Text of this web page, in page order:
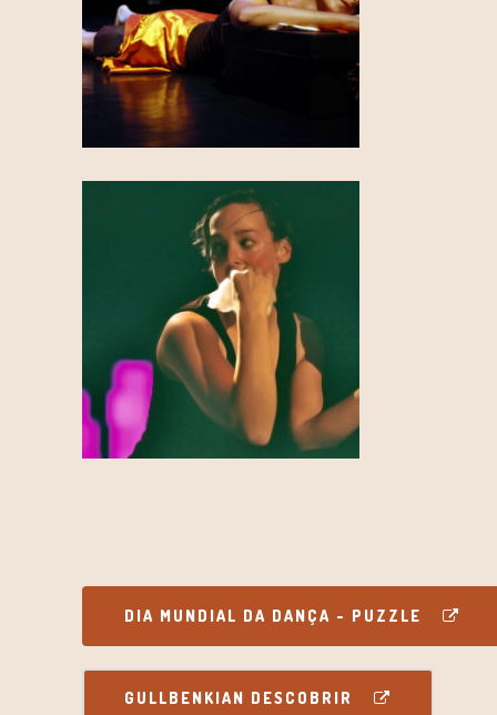
DIA MUNDIAL DA DANÇA - PUZZLE
GULLBENKIAN DESCOBRIR